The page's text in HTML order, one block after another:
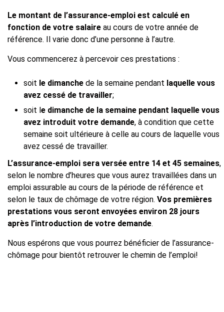
Le montant de l’assurance-emploi est calculé en
fonction de votre salaire au cours de votre année de
référence. Il varie donc d’une personne à l’autre.
Vous commencerez à percevoir ces prestations :
soit le dimanche de la semaine pendant laquelle vous
avez cessé de travailler;
soit le dimanche de la semaine pendant laquelle vous
avez introduit votre demande, à condition que cette
semaine soit ultérieure à celle au cours de laquelle vous
avez cessé de travailler.
L’assurance-emploi sera versée entre 14 et 45 semaines,
selon le nombre d’heures que vous aurez travaillées dans un
emploi assurable au cours de la période de référence et
selon le taux de chômage de votre région. Vos premières
prestations vous seront envoyées environ 28 jours
après l’introduction de votre demande.
Nous espérons que vous pourrez bénéficier de l’assurance-
chômage pour bientôt retrouver le chemin de l’emploi!